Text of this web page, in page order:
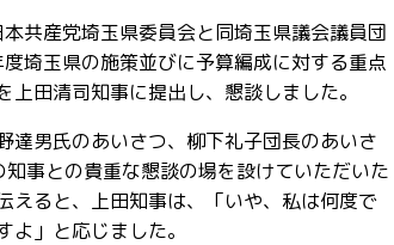
共産党埼玉県委員会と同埼玉県議会議員団
埼玉県の施策並びに予算編成に対する重点
上田清司知事に提出し、懇談しました。
達男氏のあいさつ、柳下礼子団長のあいさ
事との貴重な懇談の場を設けていただいた
えると、上田知事は、「いや、私は何度で
よ」と応じました。